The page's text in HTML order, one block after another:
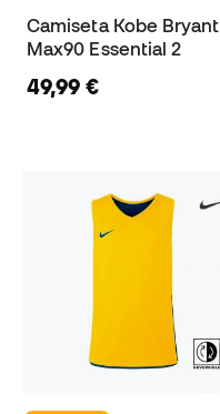
Camiseta Kobe Bryant
Max90 Essential 2
49,99 €